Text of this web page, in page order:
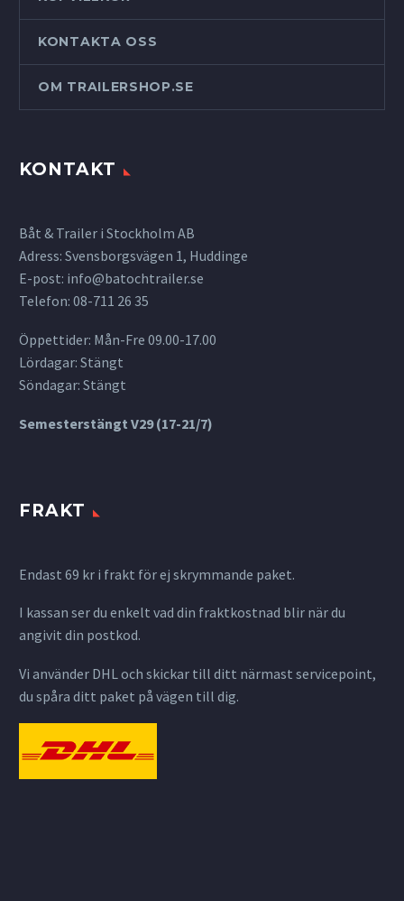
KONTAKTA OSS
OM TRAILERSHOP.SE
KONTAKT
Båt & Trailer i Stockholm AB
Adress: Svensborgsvägen 1, Huddinge
E-post: info@batochtrailer.se
Telefon: 08-711 26 35
Öppettider: Mån-Fre 09.00-17.00
Lördagar: Stängt
Söndagar: Stängt
Semesterstängt V29 (17-21/7)
FRAKT
Endast 69 kr i frakt för ej skrymmande paket.
I kassan ser du enkelt vad din fraktkostnad blir när du
angivit din postkod.
Vi använder DHL och skickar till ditt närmast servicepoint,
du spåra ditt paket på vägen till dig.